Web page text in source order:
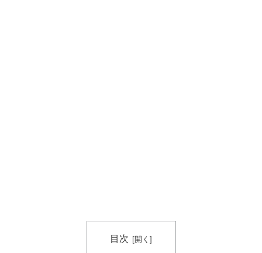
海外「日本なんて行くんじゃなかった…」 日本を知っ
てしまったディズニー信者、帰国後『本家』に失望する
目次